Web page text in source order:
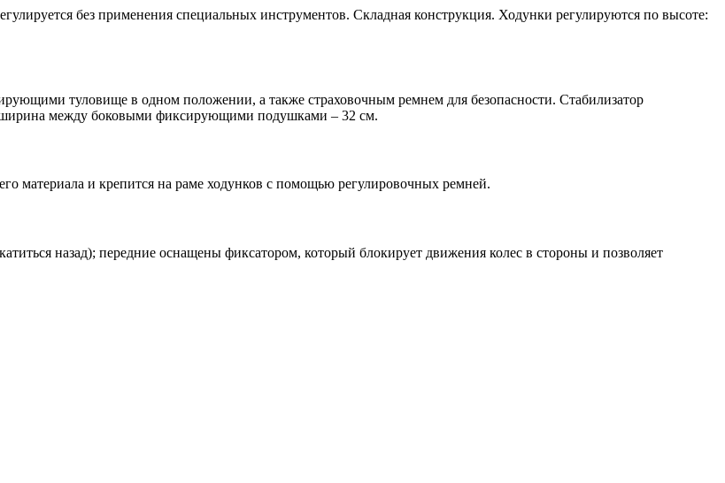
без применения специальных инструментов. Складная конструкция. Ходунки регулируются по высоте:
туловище в одном положении, а также страховочным ремнем для безопасности. Стабилизатор
ширина между боковыми фиксирующими подушками – 32 см.
материала и крепится на раме ходунков с помощью регулировочных ремней.
назад); передние оснащены фиксатором, который блокирует движения колес в стороны и позволяет